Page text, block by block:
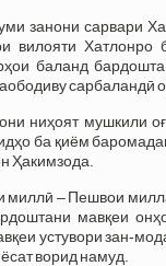
занони сарвари
вилояти
баланд
сарбаландӣ
ниҳоят мушкили
ба қиём
Ҳакимзода.
миллӣ – Пешвои
мавқеи
устувори зан-
ворид намуд.